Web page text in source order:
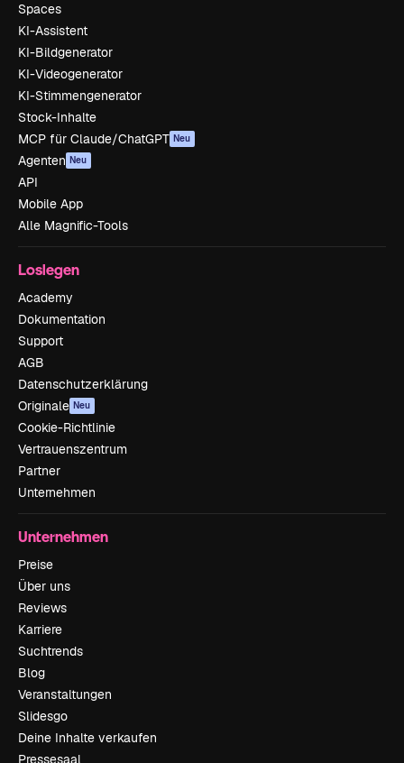
Spaces
KI-Assistent
KI-Bildgenerator
KI-Videogenerator
KI-Stimmengenerator
Stock-Inhalte
MCP für Claude/ChatGPT Neu
Agenten Neu
API
Mobile App
Alle Magnific-Tools
Loslegen
Academy
Dokumentation
Support
AGB
Datenschutzerklärung
Originale Neu
Cookie-Richtlinie
Vertrauenszentrum
Partner
Unternehmen
Unternehmen
Preise
Über uns
Reviews
Karriere
Suchtrends
Blog
Veranstaltungen
Slidesgo
Deine Inhalte verkaufen
Pressesaal